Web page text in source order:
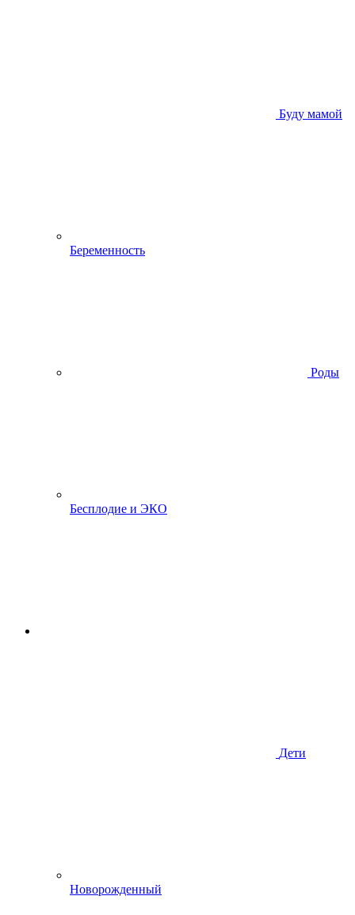
Буду мамой
Беременность
Роды
Бесплодие и ЭКО
Дети
Новорожденный